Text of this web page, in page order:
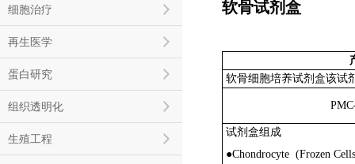
细胞治疗
再生医学
蛋白研究
组织透明化
生殖工程
软骨试剂盒
软骨细胞培养试剂盒该试
试剂盒组成
●Chondrocyte (Frozen